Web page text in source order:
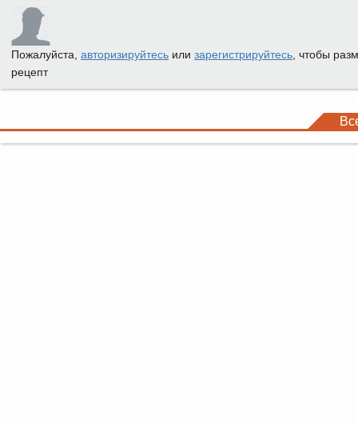
Пожалуйста, авторизируйтесь или зарегистрируйтесь , чтобы
рецепт